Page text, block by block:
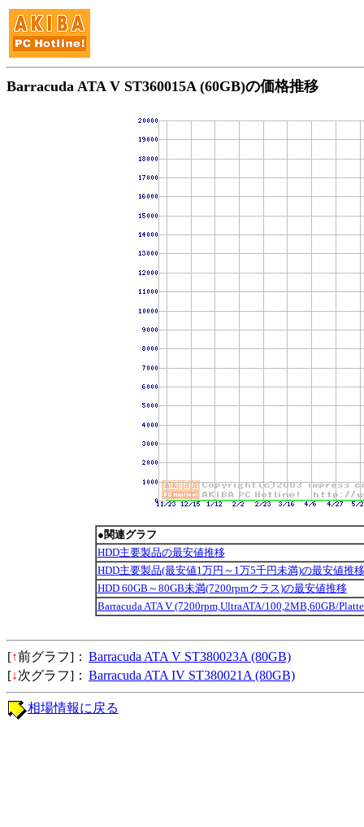
Barracuda ATA V ST360015A (60GB)の価格推移
●関連グラフ
HDD主要製品の最安値推移
HDD主要製品(最安値1万円～1万5千円未満)の最安値推移
HDD 60GB～80GB未満(7200rpmクラス)の最安値推移
Barracuda ATA V (7200rpm,UltraATA/100,2MB,60GB/
[↑前グラフ]： Barracuda ATA V ST380023A (80GB)
[↓次グラフ]： Barracuda ATA IV ST380021A (80GB)
相場情報に戻る